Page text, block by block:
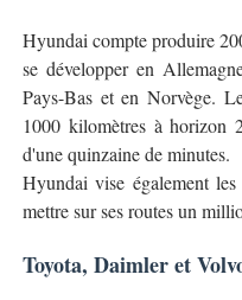
Hyundai compte produire
se développer en
Pays-Bas et en Norvège.
1000 kilomètres à horizon
d'une quinzaine de minutes.
Hyundai vise également
mettre sur ses routes un
Toyota, Daimler et